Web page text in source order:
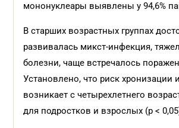
мононуклеары выявлены у 94,6%
В старших возрастных группах
развивалась микст-инфекция,
болезни, чаще встречалось
Установлено, что риск хронизации
возникает с четырехлетнего
для подростков и взрослых (р <